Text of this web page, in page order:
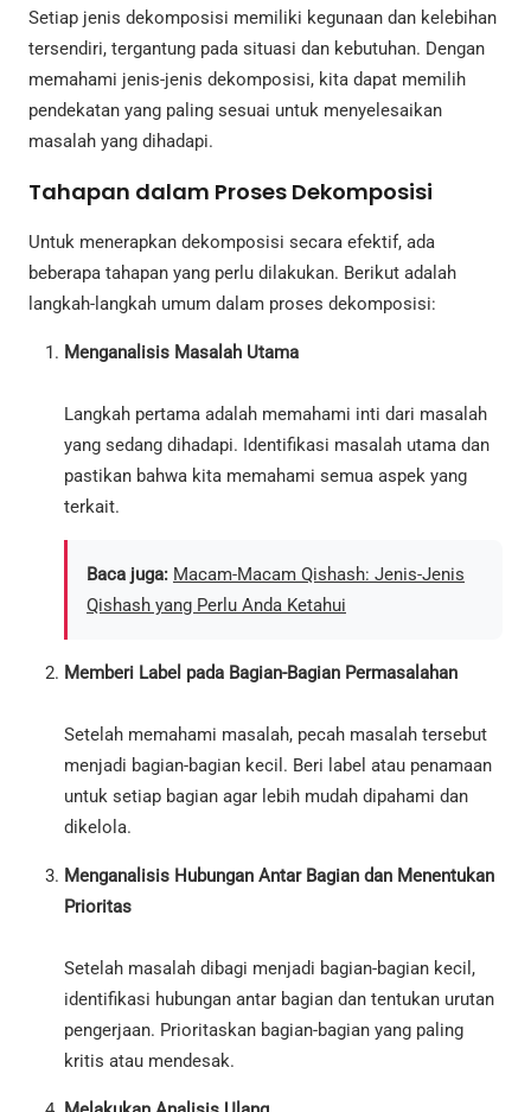
Setiap jenis dekomposisi memiliki kegunaan dan kelebihan
tersendiri, tergantung pada situasi dan kebutuhan. Dengan
memahami jenis-jenis dekomposisi, kita dapat memilih
pendekatan yang paling sesuai untuk menyelesaikan
masalah yang dihadapi.
Tahapan dalam Proses Dekomposisi
Untuk menerapkan dekomposisi secara efektif, ada
beberapa tahapan yang perlu dilakukan. Berikut adalah
langkah-langkah umum dalam proses dekomposisi:
Menganalisis Masalah Utama
Langkah pertama adalah memahami inti dari masalah
yang sedang dihadapi. Identifikasi masalah utama dan
pastikan bahwa kita memahami semua aspek yang
terkait.
Baca juga: Macam-Macam Qishash: Jenis-Jenis
Qishash yang Perlu Anda Ketahui
Memberi Label pada Bagian-Bagian Permasalahan
Setelah memahami masalah, pecah masalah tersebut
menjadi bagian-bagian kecil. Beri label atau penamaan
untuk setiap bagian agar lebih mudah dipahami dan
dikelola.
Menganalisis Hubungan Antar Bagian dan Menentukan
Prioritas
Setelah masalah dibagi menjadi bagian-bagian kecil,
identifikasi hubungan antar bagian dan tentukan urutan
pengerjaan. Prioritaskan bagian-bagian yang paling
kritis atau mendesak.